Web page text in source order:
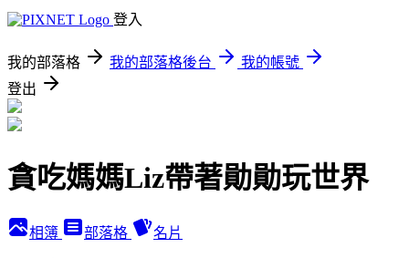
登入
我的部落格 我的部落格後台
我的帳號
登出
貪吃媽媽Liz帶著勛勛玩世界
相簿 部落格 名片